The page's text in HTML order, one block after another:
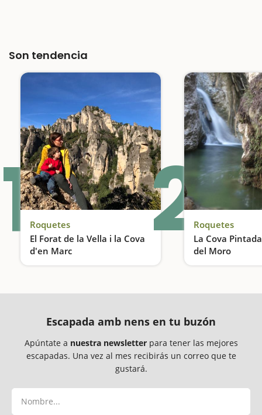
Son tendencia
1 Roquetes
El Forat de la Vella i la Cova
d'en Marc
Formaciones rocosas de fantasía en el Parque Natural de Els Ports, Roquetes
2Roquetes
La Cova
del Moro
Escapada amb nens en tu buzón
Apúntate a nuestra newsletterpara tener las mejores
escapadas. Una vez al mes recibirás un correo que te
gustará.